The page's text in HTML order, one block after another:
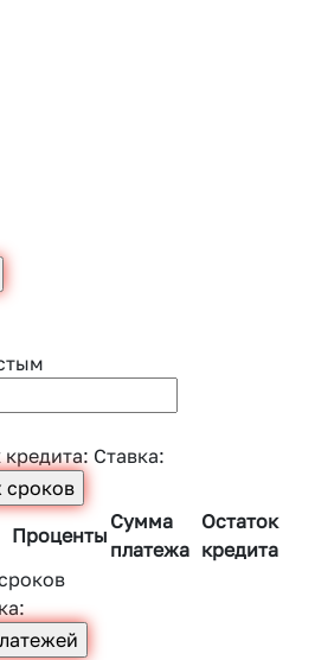
Ставка:
Проценты
Сумма
платежа
Остаток
кредита